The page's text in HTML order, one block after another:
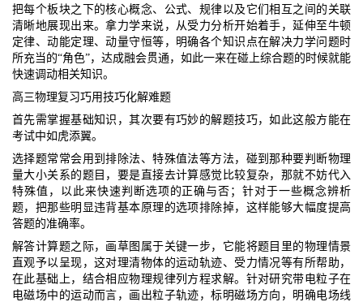
把每个板块之下的核心概念、公式、规律以及它们相互之间的关联
清晰地展现出来。拿力学来说，从受力分析开始着手，延伸至牛顿
定律、动能定理、动量守恒等，明确各个知识点在解决力学问题时
所充当的“角色”，达成融会贯通，如此一来在碰上综合题的时候就能
快速调动相关知识。
高三物理复习巧用技巧化解难题
首先需掌握基础知识，其次要有巧妙的解题技巧，如此这般方能在
考试中如虎添翼。
选择题常常会用到排除法、特殊值法等方法，碰到那种要判断物理
量大小关系的题目，要是直接去计算感觉比较复杂，那就不妨代入
特殊值，以此来快速判断选项的正确与否；针对于一些概念辨析
题，把那些明显违背基本原理的选项排除掉，这样能够大幅度提高
答题的准确率。
解答计算题之际，画草图属于关键一步，它能将题目里的物理情景
直观予以呈现，这对理清物体的运动轨迹、受力情况等有所帮助，
在此基础上，结合相应物理规律列方程求解。针对研究带电粒子在
电磁场中的运动而言，画出粒子轨迹，标明磁场方向，明确电场线